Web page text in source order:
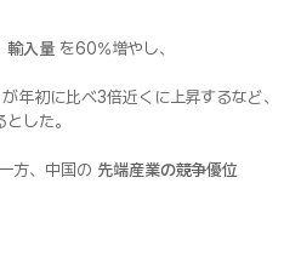
輸入量 を60%増やし、
が年初に比べ3倍近くに上昇するなど、
した。
方、中国の 先端産業の競争優位